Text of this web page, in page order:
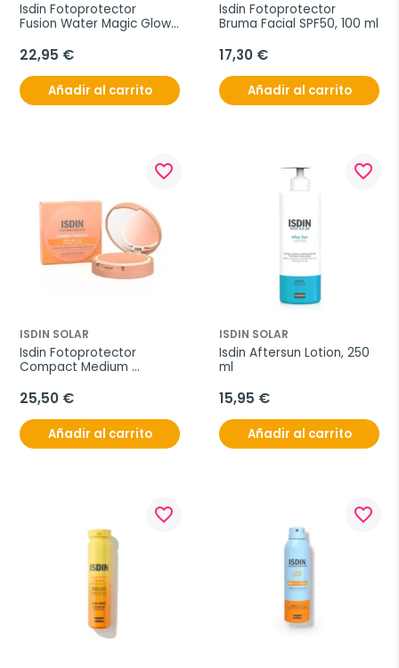
Isdin Fotoprotector
Fusion Water Magic Glow
22,95 €
Añadir al carrito
Isdin Fotoprotector
Bruma Facial SPF50, 100 ml
17,30 €
Añadir al carrito
favorite_border
ISDIN SOLAR
Isdin Fotoprotector
Compact Medium
25,50 €
Añadir al carrito
favorite_border
ISDIN SOLAR
Isdin Aftersun Lotion, 250
ml
15,95 €
Añadir al carrito
favorite_border favorite_border